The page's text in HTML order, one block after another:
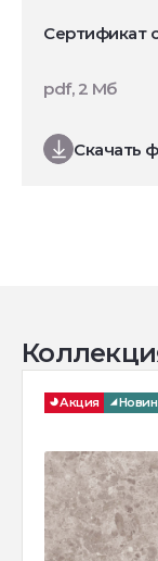
Сертификат
Скачать
pdf, 2 Мб
Акция